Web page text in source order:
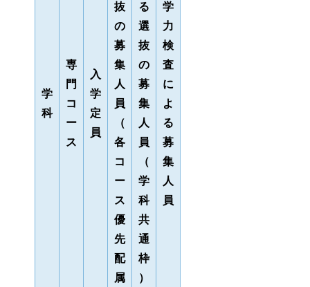
学
科
専
門
コ
ー
ス
入
学
定
員
抜
の
募
集
人
員
（
各
コ
ー
ス
優
先
配
属
る
選
抜
の
募
集
人
員
（
学
科
共
通
枠
）
学
力
検
査
に
よ
る
募
集
人
員